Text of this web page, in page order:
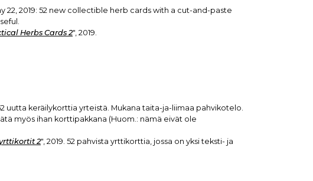
22, 2019: 52 new collectible herb cards with a cut-and-paste
Herbs Cards 2", 2019.
uutta keräilykorttia yrteistä. Mukana taita-ja-liimaa pahvikotelo.
myös ihan korttipakkana (Huom.: nämä eivät ole
2", 2019. 52 pahvista yrttikorttia, jossa on yksi teksti- ja